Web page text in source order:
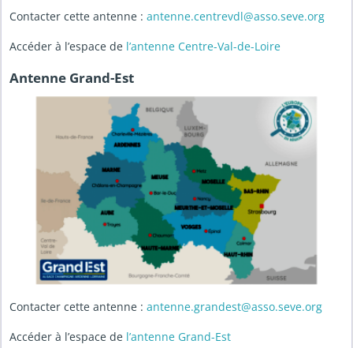
Contacter cette antenne : antenne.centrevdl@asso.seve.org
Accéder à l’espace de l’antenne Centre-Val-de-Loire
Antenne Grand-Est
Contacter cette antenne : antenne.grandest@asso.seve.org
Accéder à l’espace de l’antenne Grand-Est